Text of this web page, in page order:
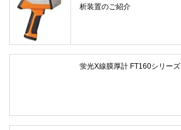
析装置のご紹介
蛍光X線膜厚計 FT160シリーズ